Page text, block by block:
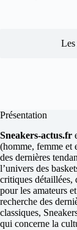
Les
Présentation
Sneakers-actus.fr
(homme, femme et
des dernières
l’univers des
critiques détaillées,
pour les amateurs
recherche des
classiques,
qui concerne la